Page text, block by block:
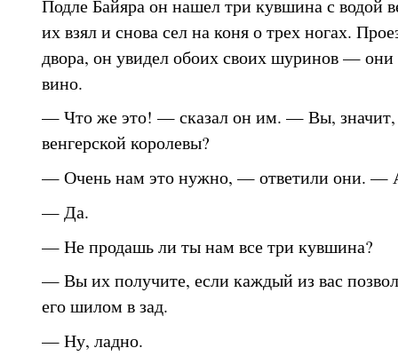
Подле Байяра он нашел три кувшина с водой
их взял и снова сел на коня о трех ногах.
двора, он увидел обоих своих шуринов —
вино.
— Что же это! — сказал он им. — Вы, значит,
венгерской королевы?
— Очень нам это нужно, — ответили они. —
— Да.
— Не продашь ли ты нам все три кувшина?
— Вы их получите, если каждый из вас
его шилом в зад.
— Ну, ладно.